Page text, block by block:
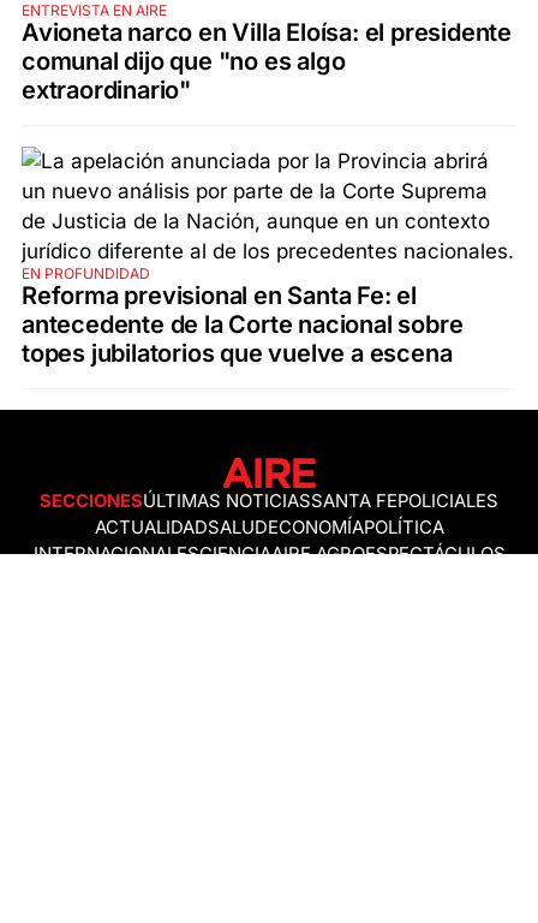
ENTREVISTA EN AIRE
Avioneta narco en Villa Eloísa: el presidente
comunal dijo que "no es algo
extraordinario"
EN PROFUNDIDAD
Reforma previsional en Santa Fe: el
antecedente de la Corte nacional sobre
topes jubilatorios que vuelve a escena
SECCIONESÚLTIMAS NOTICIASSANTA FEPOLICIALES
ACTUALIDADSALUDECONOMÍAPOLÍTICA
INTERNACIONALESCIENCIAAIRE AGROESPECTÁCULOS